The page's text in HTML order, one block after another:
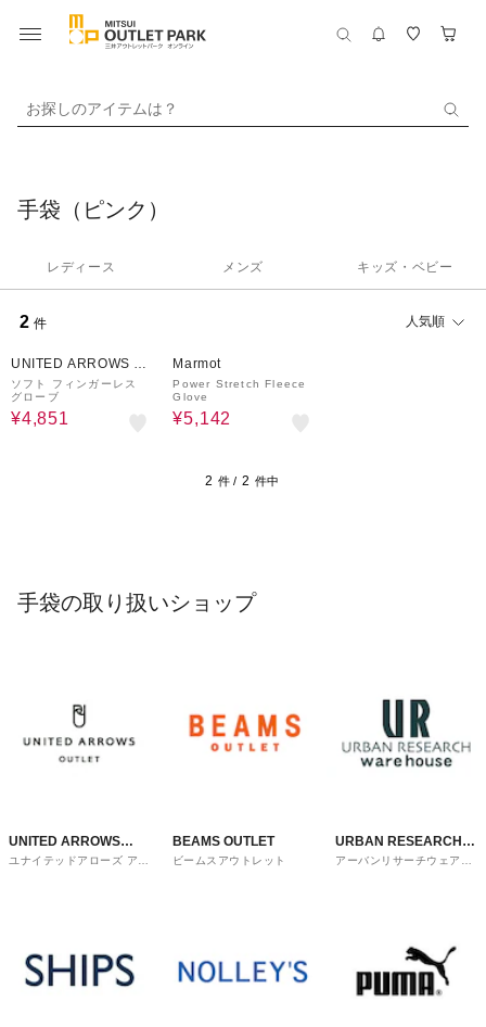
お探しのアイテムは？
手袋（ピンク）
レディース メンズ キッズ・ベビー
2 件 人気順
UNITED ARROWS O
UTLET
ソフト フィンガーレス
グローブ
¥4,851
Marmot
Power Stretch Fleece
Glove
¥5,142
2 件 / 2 件中
手袋の取り扱いショップ
UNITED ARROWS
OUTLET
ユナイテッドアローズ アウ
BEAMS OUTLET
ビームスアウトレット
URBAN RESEARCH
ware house
アーバンリサーチウェアハ